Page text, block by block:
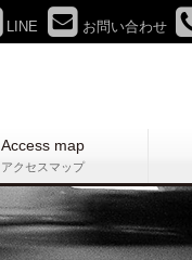
LINE お問い合わせ
Access map
アクセスマップ